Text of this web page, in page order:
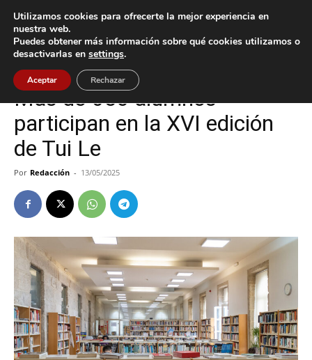
Inicio Tui
Tui
Más de 650 alumnos
participan en la XVI edición
de Tui Le
Por Redacción - 13/05/2025
Utilizamos cookies para ofrecerte la mejor experiencia en
nuestra web.
Puedes obtener más información sobre qué cookies utilizamos o
desactivarlas en settings.
Aceptar Rechazar